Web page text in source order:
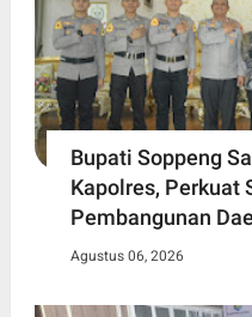
Bupati Soppeng
Kapolres, Perkuat
Pembangunan
Agustus 06, 2026